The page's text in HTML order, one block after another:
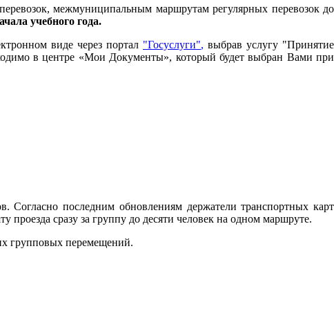
межмуниципальным маршрутам регулярных перевозок до
учебного года.
виде через портал "Госуслуги", выбрав услугу "Принятие
в центре «Мои Документы», который будет выбран Вами при
Согласно последним обновлениям держатели транспортных карт
проезда сразу за группу до десяти человек на одном маршруте.
групповых перемещений.